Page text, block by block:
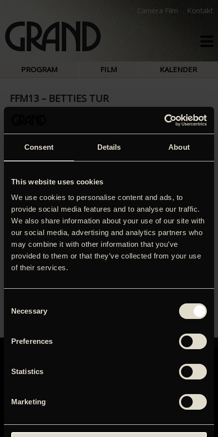
Consent Details About
This website uses cookies
We use cookies to personalise content and ads, to
provide social media features and to analyse our traffic.
We also share information about your use of our site with
our social media, advertising and analytics partners who
may combine it with other information that you’ve
provided to them or that they’ve collected from your use
of their services.
Selection
Necessary
Preferences
Statistics
Marketing
Camera Film Kontakt
PROGRAM FILM KALENDER
FFM13 – BETTIES TUR
‘A readymade crowd pleaser to delight French (and
Francophile) audiences… should also please all the legions
Deneuve for øje – og det mærkes. Det franske ikon gør
formidabelt indtryk i rollen som Bettie, der driver
restaurant i Bretagne, bor under tag med sin krævende
mor og ser frem til at hendes udkårne, forretningsmanden
Alain, forlader sin hustru. Men så viser det sig, at Alain
venter barn med en yngre kvinde. Bettie ud for at købe
cigaretter, men butikkerne er lukkede. Og så begynder en
sørgmunter road movie, der fører den smukke, aldrende
kvinde ud på det ene eventyr efter det andet, inklusive en
året 1969.
GRAND TEATRET
1460 København K
Telefon: 33 15 16 11